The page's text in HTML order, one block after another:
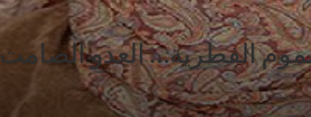
الفطرية… العدو الصامت